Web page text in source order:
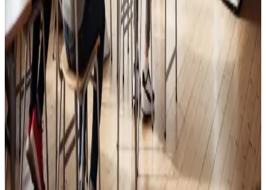
Skoleventilation
Frisk luft og bedre koncentration i skoler og institutioner
i Søndersø.
Læs mere